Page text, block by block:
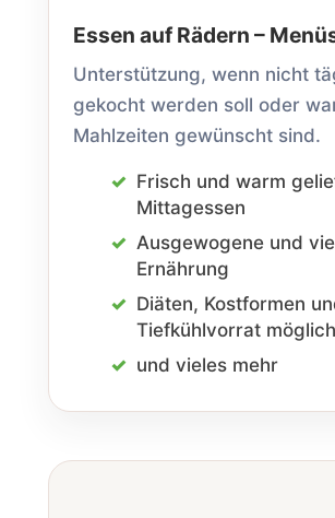
Essen auf Rädern –
Unterstützung, wenn nicht
gekocht werden soll oder
Mahlzeiten gewünscht sind.
Frisch und warm
Mittag­essen
Ausgewogene und
Ernährung
Diäten, Kostformen
Tiefkühl­vorrat möglich
und vieles mehr